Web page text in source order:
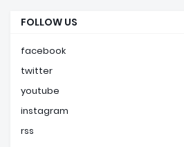
FOLLOW US
facebook
twitter
youtube
instagram
rss